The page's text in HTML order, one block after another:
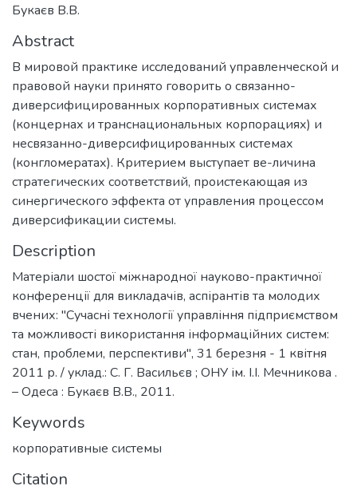
Букаєв В.В.
Abstract
В мировой практике исследований управленческой и
правовой науки принято говорить о связанно-
диверсифицированных корпоративных системах
(концернах и транснациональных корпорациях) и
несвязанно-диверсифицированных системах
(конгломератах). Критерием выступает ве-личина
стратегических соответствий, проистекающая из
синергического эффекта от управления процессом
диверсификации системы.
Description
Матеріали шостої міжнародної науково-практичної
конференції для викладачів, аспірантів та молодих
вчених: "Сучасні технології управління підприємством
та можливості використання інформаційних систем:
стан, проблеми, перспективи", 31 березня - 1 квітня
2011 р. / уклад.: С. Г. Васильєв ; ОНУ ім. І.І. Мечникова .
– Одеса : Букаєв В.В., 2011.
Keywords
корпоративные системы
Citation